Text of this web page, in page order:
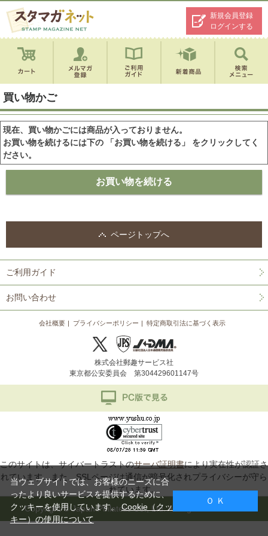
新規会員登録
ログインする
買い物かご
現在、買い物かごには商品が入っておりません。
お買い物を続けるには下の 「お買い物を続ける」 をクリックしてく
ださい。
ページトップへ
ご利用ガイド
お問い合わせ
会社概要 プライバシーポリシー 特定商取引法に基づく表示
株式会社郵趣サービス社
東京都公安委員会 第304429601147号
このサイトは、サイバートラストのサーバ証明書により実在性が認証さ
れています。また、SSLページは通信が暗号化されプライバシーが守ら
れています。
Copyright © Japan Philatelic Co., Ltd. All Rights Reserved.
当ウェブサイトでは、お客様のニーズに合
ったより良いサービスを提供するために、
クッキーを使用しています。Cookie（クッ
キー）の使用について
Ｏ Ｋ